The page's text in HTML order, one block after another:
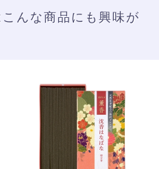
んな商品にも興味が